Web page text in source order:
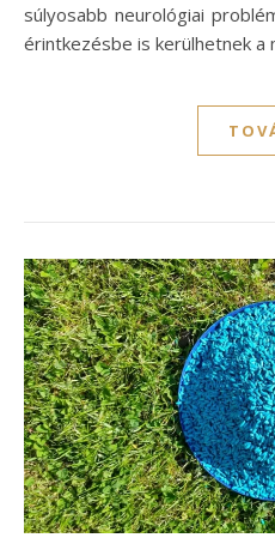
súlyosabb neurológiai
érintkezésbe is kerülhetnek a